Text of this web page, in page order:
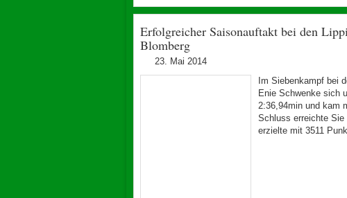
Erfolgreicher Saisonauftakt bei den
Blomberg
23. Mai 2014
Im Siebenkampf bei
Enie Schwenke sich
2:36,94min und kam
Schluss erreichte
erzielte mit 3511